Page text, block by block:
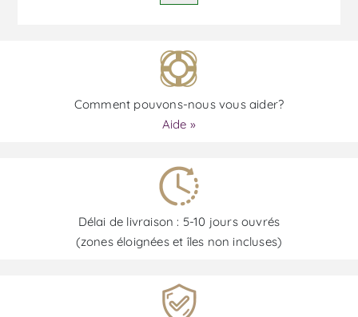
Comment pouvons-nous vous aider?
Aide »
Délai de livraison : 5-10 jours ouvrés
(zones éloignées et îles non incluses)